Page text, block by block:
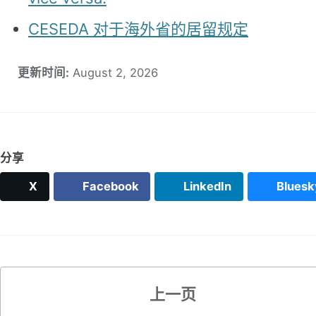
CESEDA 对于海外省的居留规定
更新时间: August 2, 2026
分享
X Facebook LinkedIn
上一页